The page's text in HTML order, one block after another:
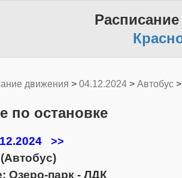
движения > 04.12.2024 > Автобус
по остановке
>>
Озеро-парк - ЛДК